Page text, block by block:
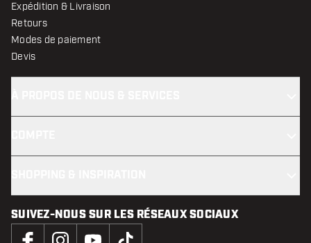
Expédition & Livraison
Retours
Modes de paiement
Devis
SUIVEZ-NOUS SUR LES RÉSEAUX SOCIAUX